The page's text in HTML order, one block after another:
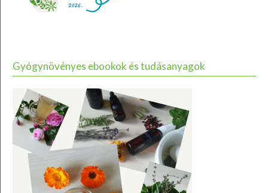
Gyógynövényes ebookok és tudásanyagok